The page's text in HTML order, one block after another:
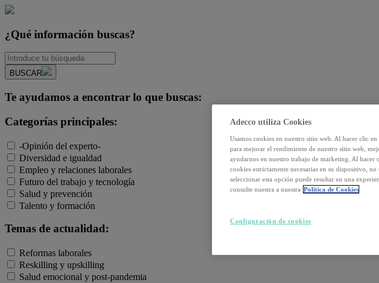
¿Qué información buscas?
BUSCAR
Te ayudamos a encontrar lo que buscas:
Categorías principales:
-Opinión del experto-
Diversidad e igualdad
Empleo y relaciones laborales
Futuro del trabajo y tecnología
Salud y prevención
Talento y formación
Temas de actualidad:
Reformas laborales
Reskilling y upskilling
Salud emocional y post-pandemia
Adecco utiliza Cookies
Usamos cookies en nuestro sitio web. Al hacer clic
para mejorar el rendimiento de nuestro sitio web,
ayudarnos en nuestro trabajo de marketing. Al hacer
cookies estrictamente necesarias en su dispositivo,
seleccionar esta opción puede resultar en una
consulte nuestra a nuestra Política de Cookies
Configuración de cookies